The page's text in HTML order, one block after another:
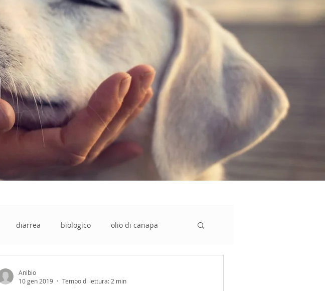
diarrea biologico olio di canapa
Anibio
10 gen 2019
Tempo di lettura: 2 min